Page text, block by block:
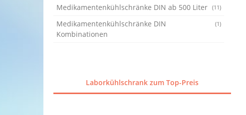
(11)
Medikamentenkühlschränke DIN ab 500 Liter
(1)
Medikamentenkühlschränke DIN
Kombinationen
Laborkühlschrank zum Top-Preis